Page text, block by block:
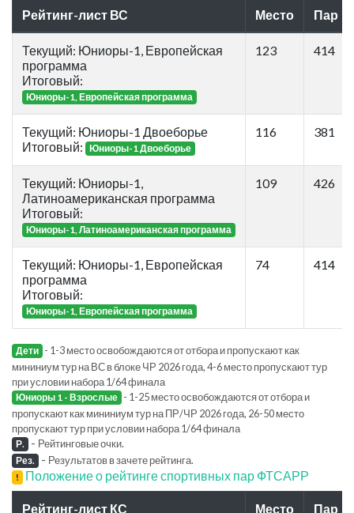
Рейтинг-лист ВС Место Пар
Текущий: Юниоры-1, Европейская
программа
Итоговый:
Юниоры-1, Европейская программа
123 414
Текущий: Юниоры-1 Двоеборье
Итоговый: Юниоры-1 Двоеборье
116 381
Текущий: Юниоры-1,
Латиноамериканская программа
Итоговый:
Юниоры-1, Латиноамериканская программа
109 426
Текущий: Юниоры-1, Европейская
программа
Итоговый:
Юниоры-1, Европейская программа
74 414
Дети - 1-3 место освобождаются от отбора и пропускают как
мининиум тур на ВС в блоке ЧР 2026 года, 4-6 место пропускают тур
при условии набора 1/64 финала
Юниоры 1 - Взрослые - 1-25 место освобождаются от отбора и
пропускают как мининиум тур на ПР/ЧР 2026 года, 26-50 место
пропускают тур при условии набора 1/64 финала
Р. - Рейтинговые очки.
Рез. - Результатов в зачете рейтинга.
! Положение о рейтинге спортивных пар ФТСАРР
Рейтинг-лист КС Место Пар